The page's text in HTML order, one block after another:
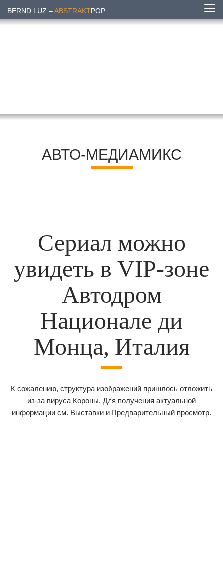
BERND LUZ –ABSTRAKTPOP
АВТО-МЕДИАМИКС
Сериал можно
увидеть в VIP-зоне
Автодром
Национале ди
Монца, Италия
К сожалению, структура изображений пришлось отложить
из-за вируса Короны. Для получения актуальной
информации см. Выставки и Предварительный просмотр.